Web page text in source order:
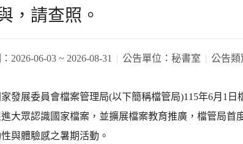
，請查照。
2026-06-03 ~ 2026-08-31 公告單位： 秘書室 公告類
發展委員會檔案管理局(以下簡稱檔管局)115年6月1日
大眾認識國家檔案，並擴展檔案教育推廣，檔管局
與體驗感之暑期活動。